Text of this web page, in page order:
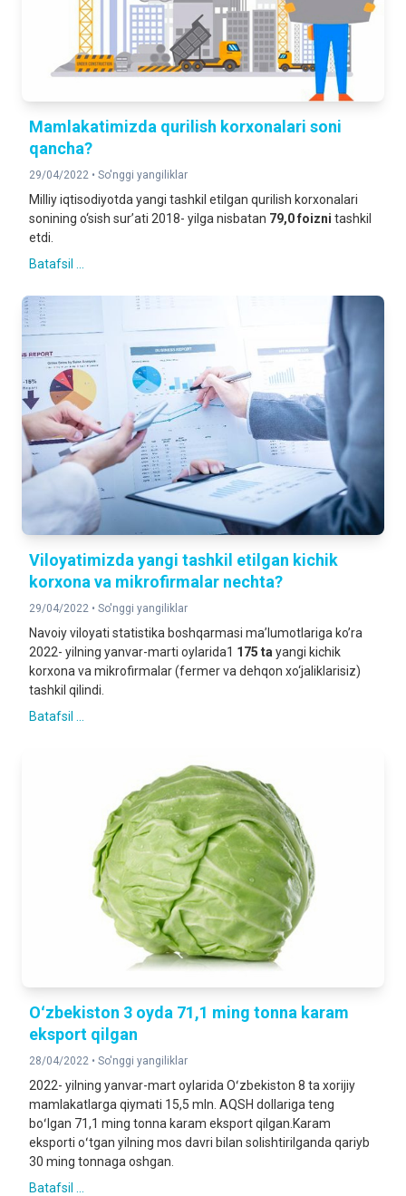
Mamlakatimizda qurilish korxonalari soni
qancha?
29/04/2022 • So'nggi yangiliklar
Milliy iqtisodiyotda yangi tashkil etilgan qurilish korxonalari
sonining o‘sish sur’ati 2018- yilga nisbatan 79,0 foizni tashkil
etdi.
Batafsil ...
Viloyatimizda yangi tashkil etilgan kichik
korxona va mikrofirmalar nechta?
29/04/2022 • So'nggi yangiliklar
Navoiy viloyati statistika boshqarmasi ma’lumotlariga ko’ra
2022- yilning yanvar-marti oylarida1 175 ta yangi kichik
korxona va mikrofirmalar (fermer va dehqon xo‘jaliklarisiz)
tashkil qilindi.
Batafsil ...
Oʻzbekiston 3 oyda 71,1 ming tonna karam
eksport qilgan
28/04/2022 • So'nggi yangiliklar
2022- yilning yanvar-mart oylarida Oʻzbekiston 8 ta xorijiy
mamlakatlarga qiymati 15,5 mln. AQSH dollariga teng
boʻlgan 71,1 ming tonna karam eksport qilgan.Karam
eksporti oʻtgan yilning mos davri bilan solishtirilganda qariyb
30 ming tonnaga oshgan.
Batafsil ...